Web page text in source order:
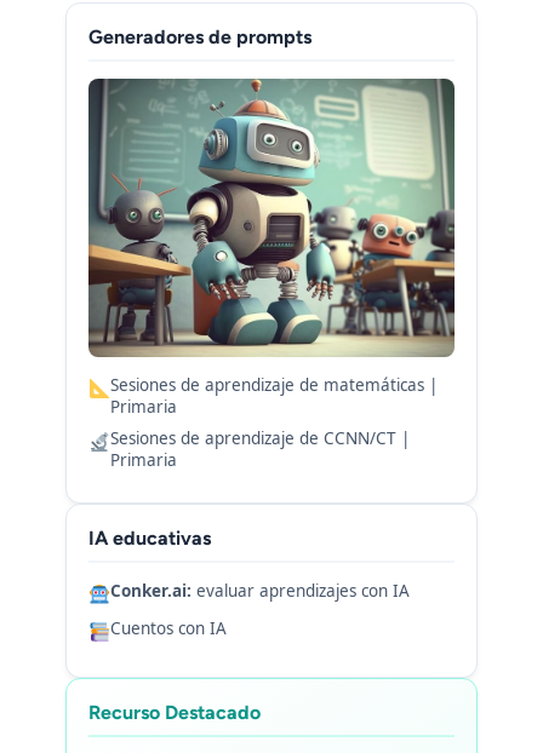
Generadores de prompts
Sesiones de aprendizaje de matemáticas |
Primaria
Sesiones de aprendizaje de CCNN/CT |
Primaria
IA educativas
Conker.ai: evaluar aprendizajes con IA
Cuentos con IA
Recurso Destacado